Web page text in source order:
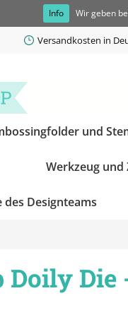
Info Wir geben
Versandkosten in
und
Werkzeug und
des Designteams
Doily Die